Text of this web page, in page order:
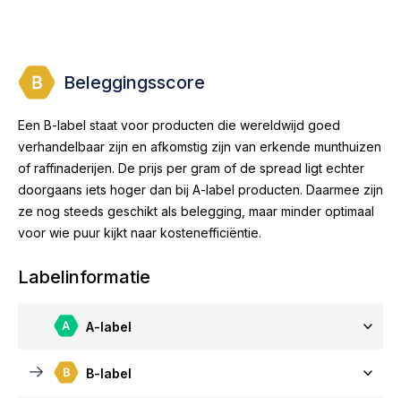
Beleggingsscore
Een B-label staat voor producten die wereldwijd goed
verhandelbaar zijn en afkomstig zijn van erkende munthuizen
of raffinaderijen. De prijs per gram of de spread ligt echter
doorgaans iets hoger dan bij A-label producten. Daarmee zijn
ze nog steeds geschikt als belegging, maar minder optimaal
voor wie puur kijkt naar kostenefficiëntie.
Labelinformatie
A-label
B-label